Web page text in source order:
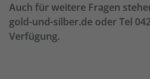
Auch für weitere Fragen
gold-und-silber.de oder Tel
Verfügung.